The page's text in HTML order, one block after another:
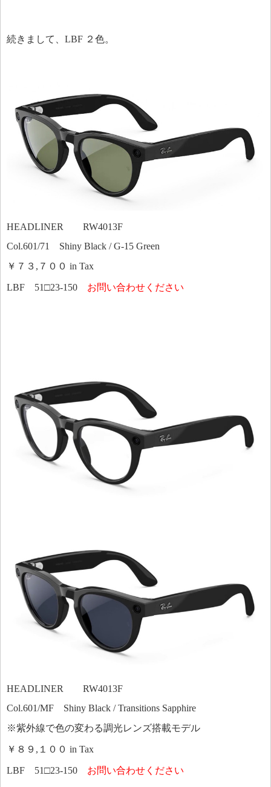
続きまして、LBF ２色。
HEADLINER RW4013F
Col.601/71 Shiny Black / G-15 Green
￥７３,７００ in Tax
LBF 51□23-150 お問い合わせください
HEADLINER RW4013F
Col.601/MF Shiny Black / Transitions Sapphire
※紫外線で色の変わる調光レンズ搭載モデル
￥８９,１００ in Tax
LBF 51□23-150 お問い合わせください